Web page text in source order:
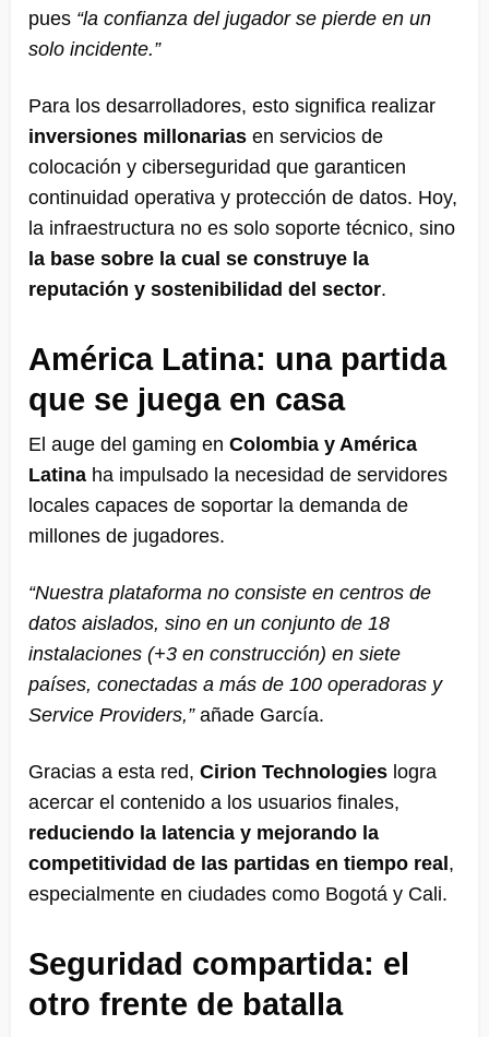
pues “la confianza del jugador se pierde en un
solo incidente.”
Para los desarrolladores, esto significa realizar
inversiones millonarias en servicios de
colocación y ciberseguridad que garanticen
continuidad operativa y protección de datos. Hoy,
la infraestructura no es solo soporte técnico, sino
la base sobre la cual se construye la
reputación y sostenibilidad del sector.
América Latina: una partida
que se juega en casa
El auge del gaming en Colombia y América
Latina ha impulsado la necesidad de servidores
locales capaces de soportar la demanda de
millones de jugadores.
“Nuestra plataforma no consiste en centros de
datos aislados, sino en un conjunto de 18
instalaciones (+3 en construcción) en siete
países, conectadas a más de 100 operadoras y
Service Providers,”añade García.
Gracias a esta red, Cirion Technologies logra
acercar el contenido a los usuarios finales,
reduciendo la latencia y mejorando la
competitividad de las partidas en tiempo real,
especialmente en ciudades como Bogotá y Cali.
Seguridad compartida: el
otro frente de batalla